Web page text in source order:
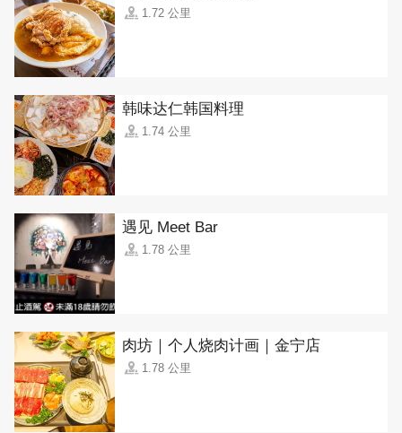
1.72 公里
韩味达仁韩国料理
1.74 公里
遇见 Meet Bar
1.78 公里
肉坊｜个人烧肉计画｜金宁店
1.78 公里